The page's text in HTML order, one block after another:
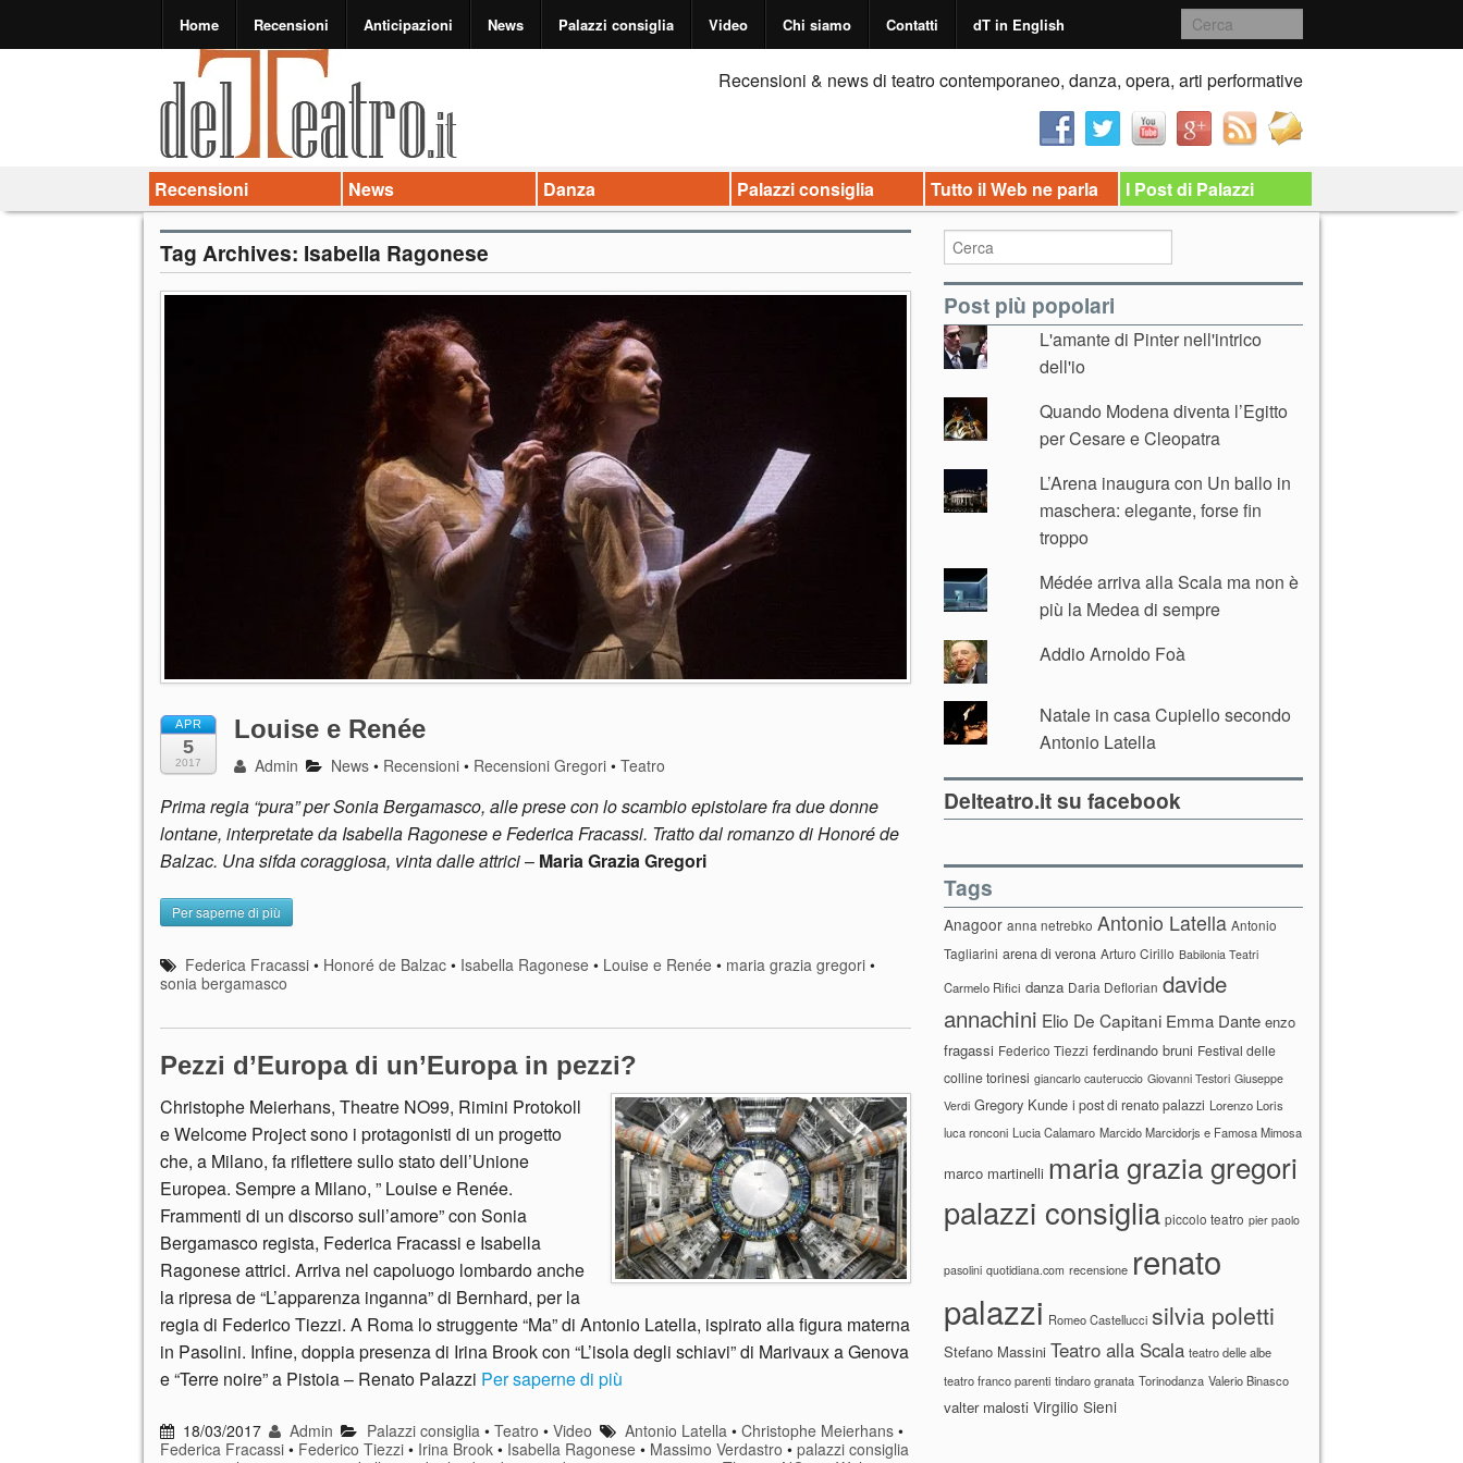
Home Recensioni Anticipazioni News Palazzi consiglia Video Chi siamo Contatti dT in English
Recensioni & news di teatro contemporaneo, danza, opera, arti performative
Recensioni News Danza Palazzi consiglia Tutto il Web ne parla I Post di Palazzi
Tag Archives: Isabella Ragonese
APR
5
2017
Louise e Renée
Admin News • Recensioni • Recensioni Gregori •Teatro
Prima regia “pura” per Sonia Bergamasco, alle prese con lo scambio epistolare fra due donne
lontane, interpretate da Isabella Ragonese e Federica Fracassi. Tratto dal romanzo di Honoré de
Balzac. Una sifda coraggiosa, vinta dalle attrici– Maria Grazia Gregori
Per saperne di più
Federica Fracassi • Honoré de Balzac • Isabella Ragonese • Louise e Renée • maria grazia gregori •
sonia bergamasco
Pezzi d’Europa di un’Europa in pezzi?
Christophe Meierhans, Theatre NO99, Rimini Protokoll
e Welcome Project sono i protagonisti di un progetto
che, a Milano, fa riflettere sullo stato dell’Unione
Europea. Sempre a Milano, ” Louise e Renée.
Frammenti di un discorso sull’amore” con Sonia
Bergamasco regista, Federica Fracassi e Isabella
Ragonese attrici. Arriva nel capoluogo lombardo anche
la ripresa de “L’apparenza inganna” di Bernhard, per la
regia di Federico Tiezzi. A Roma lo struggente “Ma” di Antonio Latella, ispirato alla figura materna
in Pasolini. Infine, doppia presenza di Irina Brook con “L’isola degli schiavi” di Marivaux a Genova
e “Terre noire” a Pistoia – Renato Palazzi Per saperne di più
18/03/2017 Admin Palazzi consiglia • Teatro • Video Antonio Latella • Christophe Meierhans•
Federica Fracassi • Federico Tiezzi • Irina Brook • Isabella Ragonese • Massimo Verdastro • palazzi consiglia
Post più popolari
L'amante di Pinter nell'intrico
dell'io
Quando Modena diventa l’Egitto
per Cesare e Cleopatra
L’Arena inaugura con Un ballo in
maschera: elegante, forse fin
troppo
Médée arriva alla Scala ma non è
più la Medea di sempre
Addio Arnoldo Foà
Natale in casa Cupiello secondo
Antonio Latella
Delteatro.it su facebook
Tags
Anagoor anna netrebko Antonio Latella Antonio
Tagliarini arena di verona Arturo Cirillo Babilonia Teatri
Carmelo Rifici danza Daria Deflorian davide
annachini Elio De Capitani Emma Dante enzo
fragassi Federico Tiezzi ferdinando bruni Festival delle
colline torinesi giancarlo cauteruccio Giovanni Testori Giuseppe
Verdi Gregory Kunde i post di renato palazzi Lorenzo Loris
luca ronconi Lucia Calamaro Marcido Marcidorjs e Famosa Mimosa
marco martinelli maria grazia gregori
palazzi consiglia piccolo teatro pier paolo
pasolini quotidiana.com recensione renato
palazzi Romeo Castellucci silvia poletti
Stefano Massini Teatro alla Scala teatro delle albe
teatro franco parenti tindaro granata Torinodanza Valerio Binasco
valter malosti Virgilio Sieni